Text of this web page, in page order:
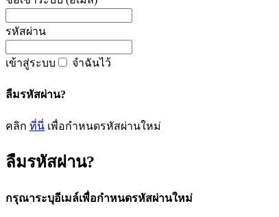
รหัสผ่าน
เข้าสู่ระบบ จำฉันไว้
ลืมรหัสผ่าน?
คลิก ที่นี่ เพื่อกำหนดรหัสผ่านใหม่
ลืมรหัสผ่าน?
กรุณาระบุอีเมล์เพื่อกำหนดรหัสผ่านใหม่